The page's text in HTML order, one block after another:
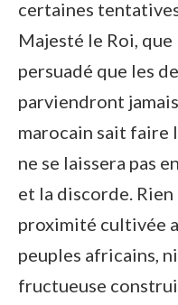
certaines
Majesté le Roi, que
persuadé que les
parviendront
marocain sait faire
ne se laissera pas
et la discorde.
proximité cultivée
peuples africains,
fructueuse